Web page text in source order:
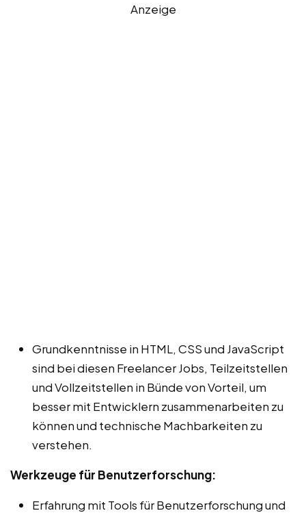
Anzeige
Grundkenntnisse in HTML, CSS und JavaScript
sind bei diesen Freelancer Jobs, Teilzeitstellen
und Vollzeitstellen in Bünde von Vorteil, um
besser mit Entwicklern zusammenarbeiten zu
können und technische Machbarkeiten zu
verstehen.
Werkzeuge für Benutzerforschung:
Erfahrung mit Tools für Benutzerforschung und